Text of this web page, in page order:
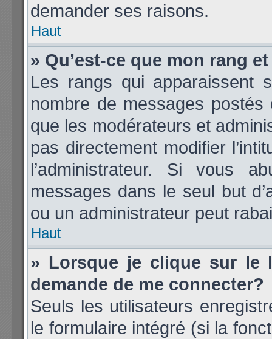
demander ses raisons.
Haut
» Qu’est-ce que mon rang
Les rangs qui apparaissent
nombre de messages
que les modérateurs et
pas directement modifier
l’administrateur. Si vous
messages dans le seul but
ou un administrateur peut
Haut
» Lorsque je clique sur
demande de me connecter?
Seuls les utilisateurs
le formulaire intégré (si la